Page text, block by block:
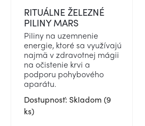
RITUÁLNE ŽELEZNÉ
PILINY MARS
Piliny na uzemnenie
energie, ktoré sa využívajú
najmä v zdravotnej mágii
na očistenie krvi a
podporu pohybového
aparátu.
Dostupnosť: Skladom (9
ks)